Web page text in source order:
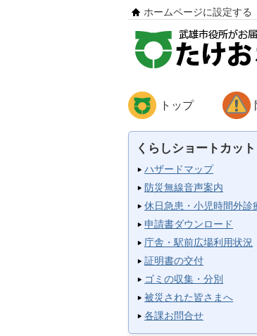
ホームページに設定する
トップ
くらしショートカット
ハザードマップ
防災無線音声案内
休日急患・小児時間外診
申請書ダウンロード
庁舎・駅前広場利用状況
証明書の交付
ゴミの収集・分別
被災された皆さまへ
各課お問合せ